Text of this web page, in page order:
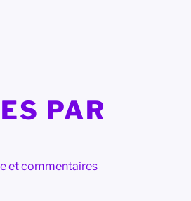
PAR
et commentaires